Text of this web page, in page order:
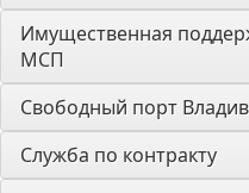
Имущественная
МСП
Свободный порт
Служба по контракту